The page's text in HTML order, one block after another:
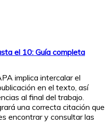
el 10: Guía completa
implica intercalar el
en el texto, así
al final del trabajo.
una correcta citación que
encontrar y consultar las